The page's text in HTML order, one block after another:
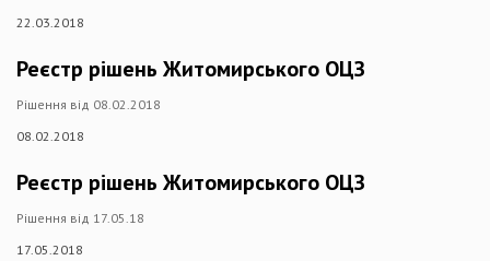
22.03.2018
Реєстр рішень Житомирського ОЦЗ
Рішення від 08.02.2018
08.02.2018
Реєстр рішень Житомирського ОЦЗ
Рішення від 17.05.18
17.05.2018